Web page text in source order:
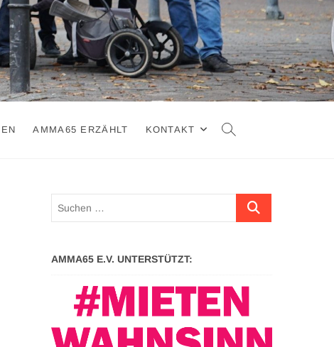
AMMA65 ERZÄHLT KONTAKT
Suchen …
AMMA65 E.V. UNTERSTÜTZT: